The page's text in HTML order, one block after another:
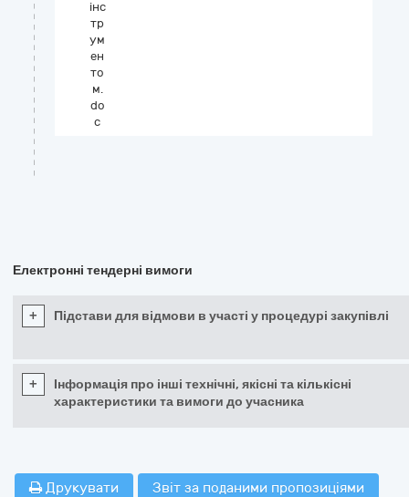
інс
тр
ум
ен
то
м.
do
c
Електронні тендерні вимоги
+ Підстави для відмови в участі у процедурі закупівлі
+
Інформація про інші технічні, якісні та кількісні
характеристики та вимоги до учасника
Друкувати Звіт за поданими пропозиціями